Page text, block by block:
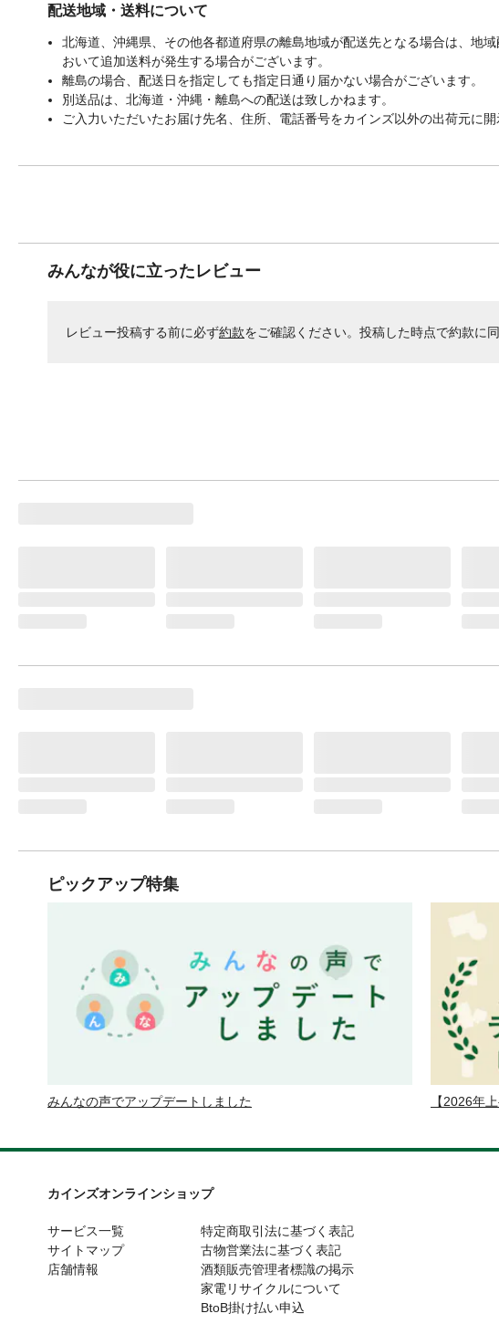
配送地域・送料について
北海道、沖縄県、その他各都道府県の離島地域が配送先となる場合は、地
おいて追加送料が発生する場合がございます。
離島の場合、配送日を指定しても指定日通り届かない場合がございます。
別送品は、北海道・沖縄・離島への配送は致しかねます。
ご入力いただいたお届け先名、住所、電話番号をカインズ以外の出荷元に
みんなが役に立ったレビュー
レビュー投稿する前に必ず約款をご確認ください。投稿した時点で約款に
ピックアップ特集
みんなの声でアップデートしました 【2026年
カインズオンラインショップ
サービス一覧
サイトマップ
店舗情報
特定商取引法に基づく表記
古物営業法に基づく表記
酒類販売管理者標識の掲示
家電リサイクルについて
BtoB掛け払い申込